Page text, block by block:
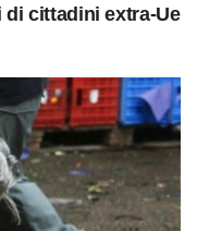
cittadini extra-Ue